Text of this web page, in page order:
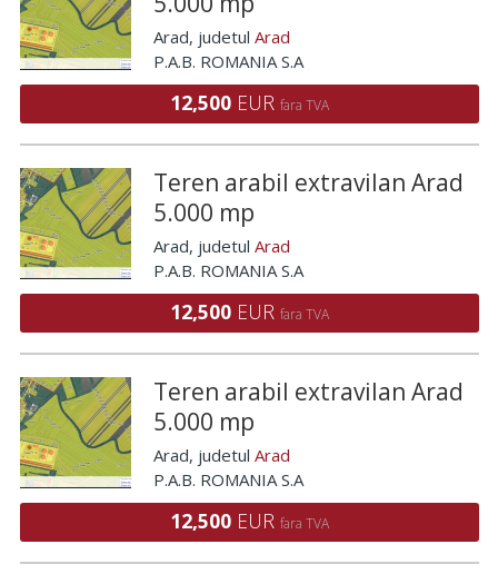
Arad, judetul Arad
P.A.B. ROMANIA S.A
12,500 EUR fara TVA
Teren arabil extravilan Arad
5.000 mp
Arad, judetul Arad
P.A.B. ROMANIA S.A
12,500 EUR fara TVA
Teren arabil extravilan Arad
5.000 mp
Arad, judetul Arad
P.A.B. ROMANIA S.A
12,500 EUR fara TVA